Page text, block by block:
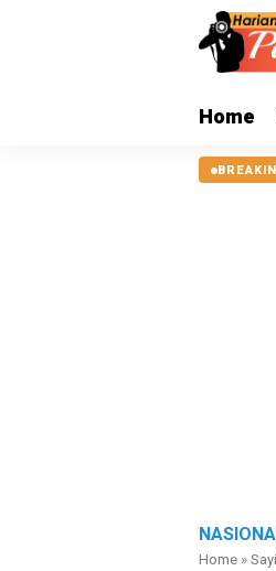
Home
Tanggul Sungai Sigeaon di
Home »